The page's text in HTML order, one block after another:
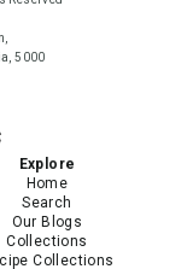
5000
Explore
Home
Search
Our Blogs
Collections
Collections